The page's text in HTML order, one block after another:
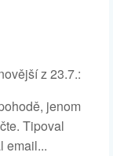
z 23.7.:
jenom
Tipoval
email...